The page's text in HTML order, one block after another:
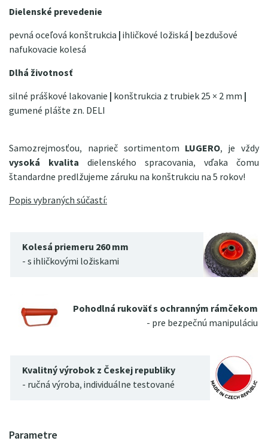
Dielenské prevedenie
pevná oceľová konštrukcia |ihličkové ložiská | bezdušové
nafukovacie kolesá
Dlhá životnosť
silné práškové lakovanie | konštrukcia z trubiek 25 × 2 mm |
gumené plášte zn. DELI
Samozrejmosťou, naprieč sortimentom LUGERO, je vždy
vysoká kvalita dielenského spracovania, vďaka čomu
štandardne predlžujeme záruku na konštrukciu na 5 rokov!
Popis vybraných súčastí:
Kolesá priemeru 260 mm
- s ihličkovými ložiskami
Pohodlná rukoväť s ochranným rámčekom
- pre bezpečnú manipuláciu
Kvalitný výrobok z Českej republiky
- ručná výroba, individuálne testované